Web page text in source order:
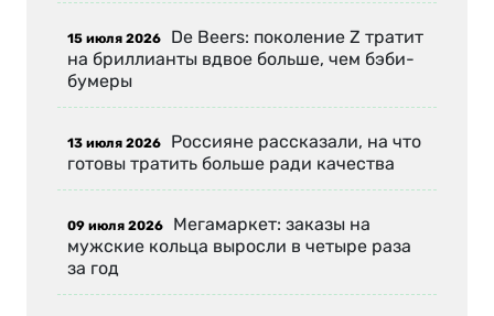
15 июля 2026 De Beers: поколение Z тратит
на бриллианты вдвое больше, чем бэби-
бумеры
13 июля 2026 Россияне рассказали, на что
готовы тратить больше ради качества
09 июля 2026 Мегамаркет: заказы на
мужские кольца выросли в четыре раза
за год